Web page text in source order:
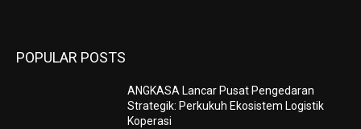
POPULAR POSTS
ANGKASA Lancar Pusat Pengedaran
Strategik: Perkukuh Ekosistem Logistik
Koperasi